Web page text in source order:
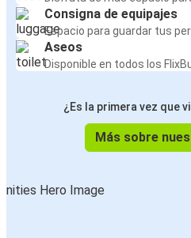
Consigna de equipajes
Espacio para guardar tus
Aseos
Disponible en todos los
¿Es la primera vez que
Más sobre